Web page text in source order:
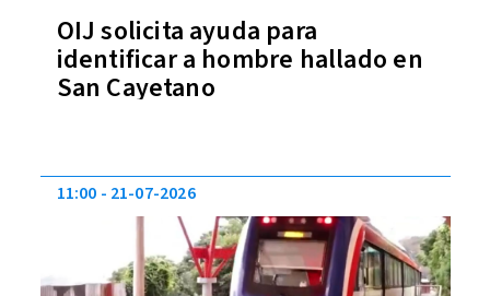
OIJ solicita ayuda para
identificar a hombre hallado en
San Cayetano
11:00 21-07-2026